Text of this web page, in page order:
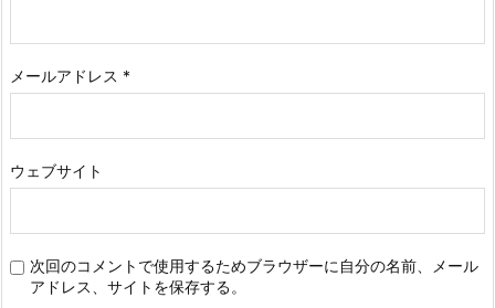
メールアドレス *
ウェブサイト
次回のコメントで使用するためブラウザーに自分の名前、メール
アドレス、サイトを保存する。